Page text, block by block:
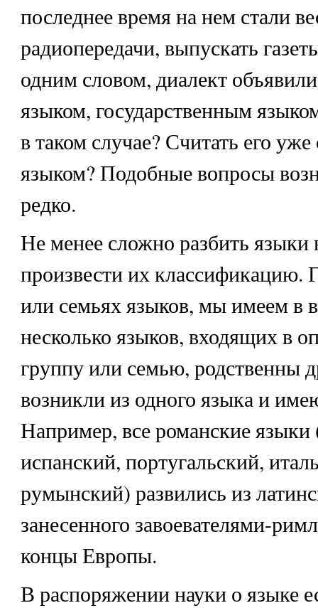
последнее время на нем стали
радиопередачи, выпускать
одним словом, диалект
языком, государственным
в таком случае? Считать его
языком? Подобные вопросы
редко.
Не менее сложно разбить языки
произвести их классификацию.
или семьях языков, мы имеем в
несколько языков, входящих в
группу или семью, родственны
возникли из одного языка и
Например, все романские языки
испанский, португальский,
румынский) развились из
занесенного завоевателями-
концы Европы.
В распоряжении науки о языке